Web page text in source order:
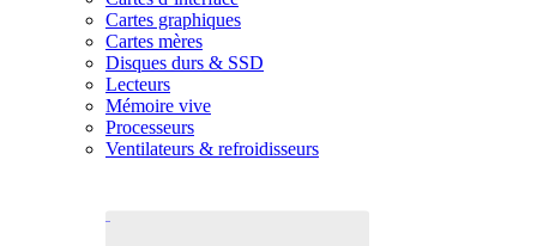
Cartes graphiques
Cartes mères
Disques durs & SSD
Lecteurs
Mémoire vive
Processeurs
Ventilateurs & refroidisseurs